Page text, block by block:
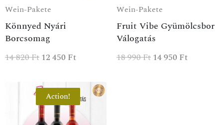
Wein-Pakete
Könnyed Nyári
Borcsomag
14 820Ft12 450 Ft
Wein-Pakete
Fruit Vibe Gyümölcsbor
Válogatás
18 990Ft14 950 Ft
Action!